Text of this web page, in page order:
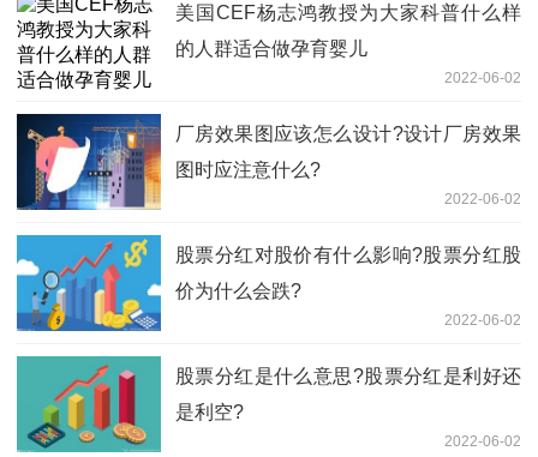
美国CEF杨志鸿教授为大家科普什么样
的人群适合做孕育婴儿
2022-06-02
厂房效果图应该怎么设计?设计厂房效果
图时应注意什么?
2022-06-02
股票分红对股价有什么影响?股票分红股
价为什么会跌?
2022-06-02
股票分红是什么意思?股票分红是利好还
是利空?
2022-06-02